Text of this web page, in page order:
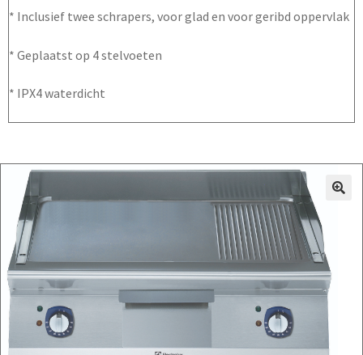
* Inclusief twee schrapers, voor glad en voor geribd oppervlak
* Geplaatst op 4 stelvoeten
* IPX4 waterdicht